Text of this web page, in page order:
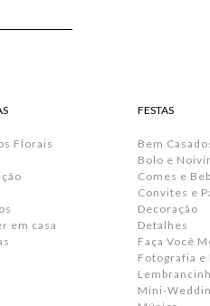
Florais
em casa
FESTAS
Bem
Bolo e
Comes e
Convites e
Decoração
Detalhes
Faça Você
Fotografia e
Mini-